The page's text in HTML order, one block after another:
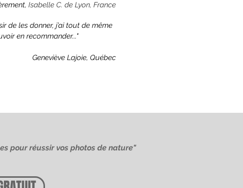
Isabelle C. de Lyon, France
de les donner, j’ai tout de même
en recommander..."
Geneviève Lajoie, Québec
pour réussir vos photos de nature"